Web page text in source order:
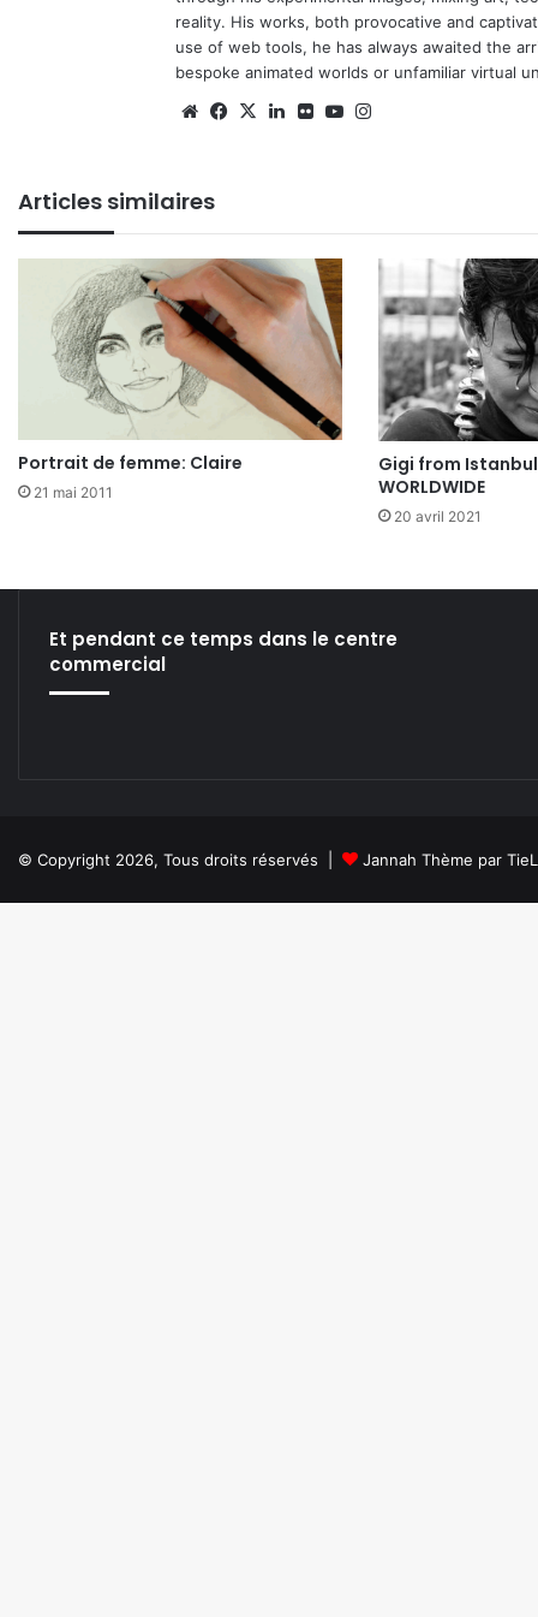
reality. His works, both provocative and
use of web tools, he has always awaited the
bespoke animated worlds or unfamiliar virtual
WebsiteFacebook
X Linkedin
FlickrYouTube
Articles similaires
Portrait de femme: Claire
21 mai 2011
Gigi from Istanbul
WORLDWIDE
20 avril 2021
Et pendant ce temps dans le centre
commercial
© Copyright 2026, Tous droits réservés | Jannah Thème par